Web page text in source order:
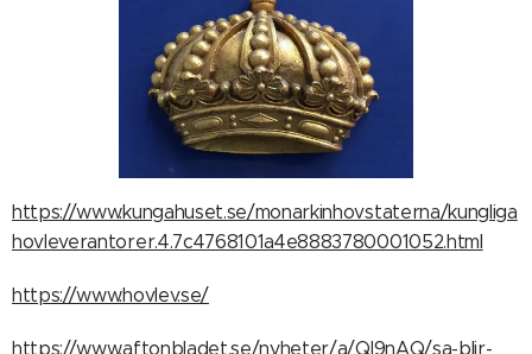
https://www.kungahuset.se/monarkinhovstaterna/kungliga
hovleverantorer.4.7c4768101a4e8883780001052.html
https://www.hovlev.se/
https://www.aftonbladet.se/nyheter/a/Ql9nAQ/sa-blir-